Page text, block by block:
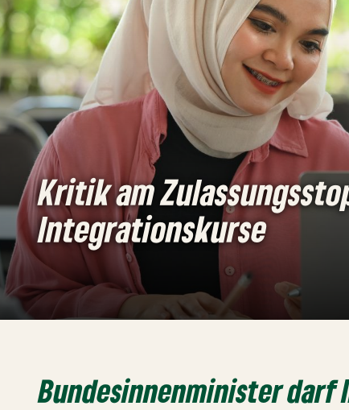
Kritik am
Integrationskurse
Bundesinnenminister